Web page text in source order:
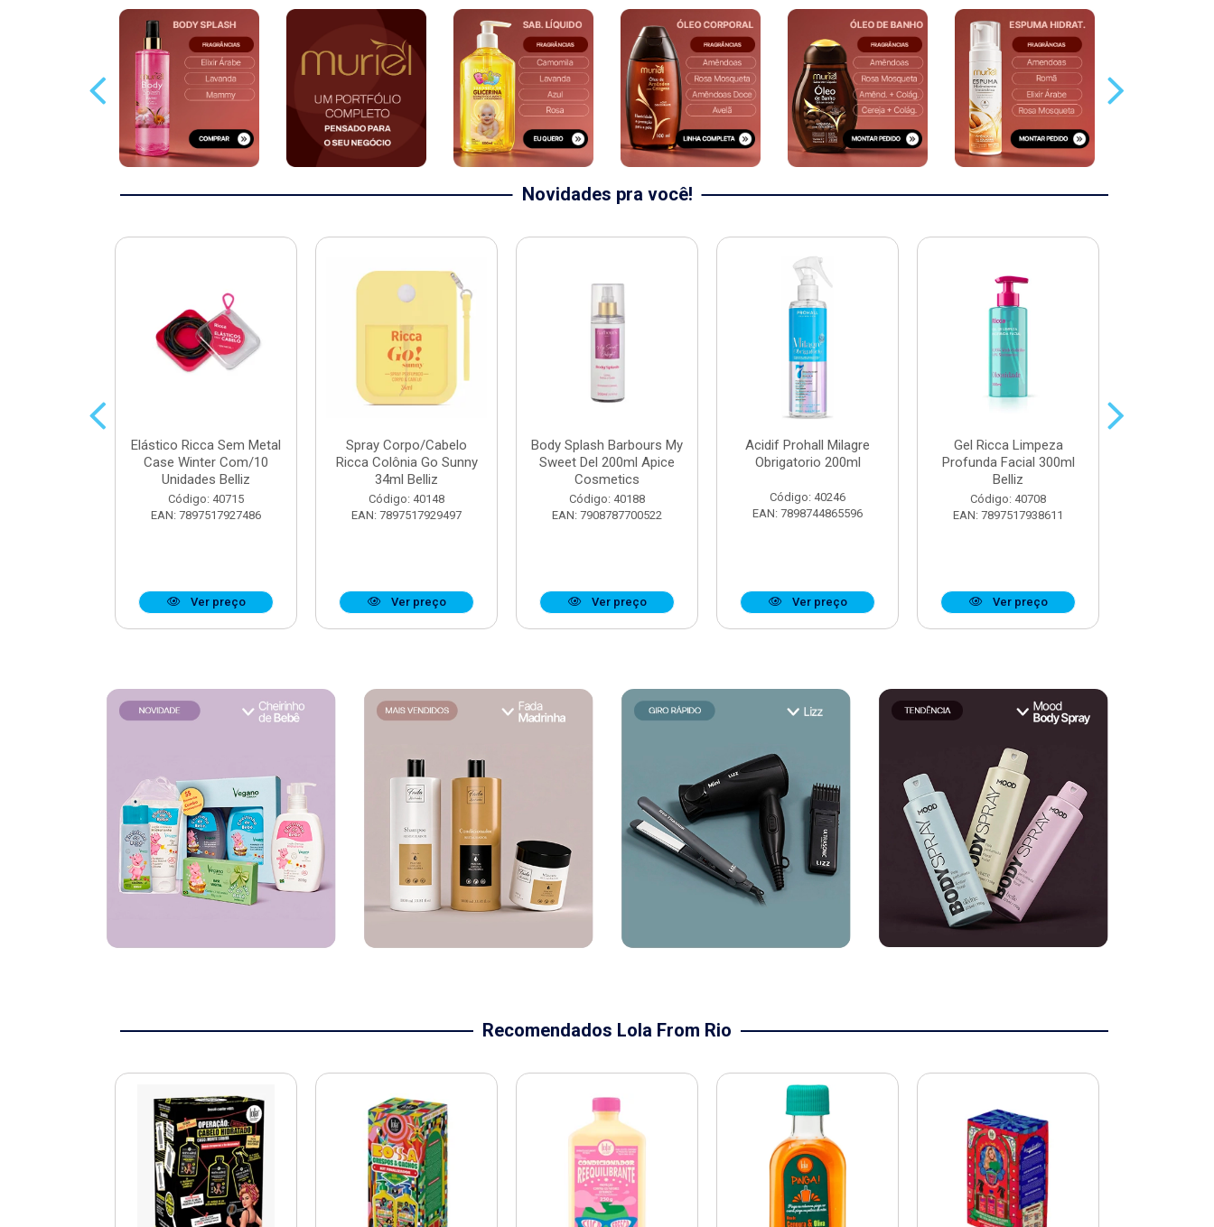
Novidades pra você!
Elástico Ricca Sem Metal
Case Winter Com/10
Unidades Belliz
Código: 40715
EAN: 7897517927486
Ver preço
Spray Corpo/Cabelo
Ricca Colônia Go Sunny
34ml Belliz
Código: 40148
EAN: 7897517929497
Ver preço
Body Splash Barbours My
Sweet Del 200ml Apice
Cosmetics
Código: 40188
EAN: 7908787700522
Ver preço
Acidif Prohall Milagre
Obrigatorio 200ml
Código: 40246
EAN: 7898744865596
Ver preço
Gel Ricca Limpeza
Profunda Facial 300ml
Belliz
Código: 40708
EAN: 7897517938611
Ver preço
Recomendados Lola From Rio